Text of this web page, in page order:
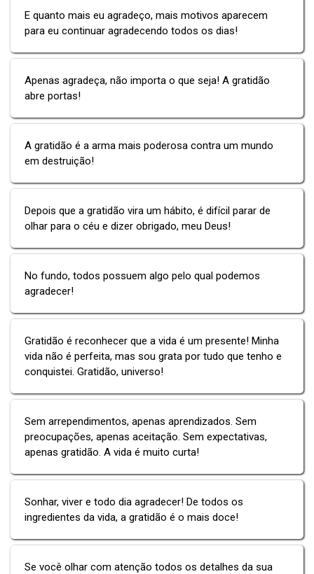
E quanto mais eu agradeço, mais motivos aparecem
para eu continuar agradecendo todos os dias!
Apenas agradeça, não importa o que seja! A gratidão
abre portas!
A gratidão é a arma mais poderosa contra um mundo
em destruição!
Depois que a gratidão vira um hábito, é difícil parar de
olhar para o céu e dizer obrigado, meu Deus!
No fundo, todos possuem algo pelo qual podemos
agradecer!
Gratidão é reconhecer que a vida é um presente! Minha
vida não é perfeita, mas sou grata por tudo que tenho e
conquistei. Gratidão, universo!
Sem arrependimentos, apenas aprendizados. Sem
preocupações, apenas aceitação. Sem expectativas,
apenas gratidão. A vida é muito curta!
Sonhar, viver e todo dia agradecer! De todos os
ingredientes da vida, a gratidão é o mais doce!
Se você olhar com atenção todos os detalhes da sua